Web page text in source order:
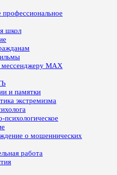
профессиональное
школ
MAX
и памятки
экстремизма
психологическое
о мошеннических
работа